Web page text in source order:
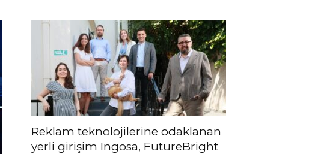
Reklam teknolojilerine odaklanan
yerli girişim Ingosa, FutureBright